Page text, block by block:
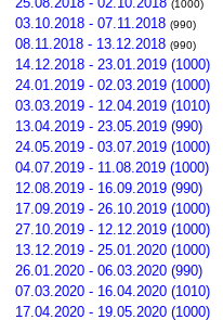
(1000)
03.10.2018 - 07.11.2018 (990)
08.11.2018 - 13.12.2018 (990)
14.12.2018 - 23.01.2019 (1000)
24.01.2019 - 02.03.2019 (1000)
03.03.2019 - 12.04.2019 (1010)
13.04.2019 - 23.05.2019 (990)
24.05.2019 - 03.07.2019 (1000)
04.07.2019 - 11.08.2019 (1000)
12.08.2019 - 16.09.2019 (990)
17.09.2019 - 26.10.2019 (1000)
27.10.2019 - 12.12.2019 (1000)
13.12.2019 - 25.01.2020 (1000)
26.01.2020 - 06.03.2020 (990)
07.03.2020 - 16.04.2020 (1010)
17.04.2020 - 19.05.2020 (1000)